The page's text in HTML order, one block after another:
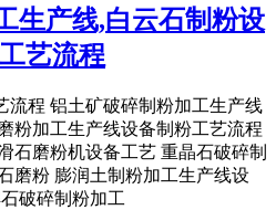
生产线,白云石制粉设
艺流程
流程 铝土矿破碎制粉加工生产线
粉加工生产线设备制粉工艺流程
石磨粉机设备工艺 重晶石破碎制
磨粉 膨润土制粉加工生产线设
破碎制粉加工